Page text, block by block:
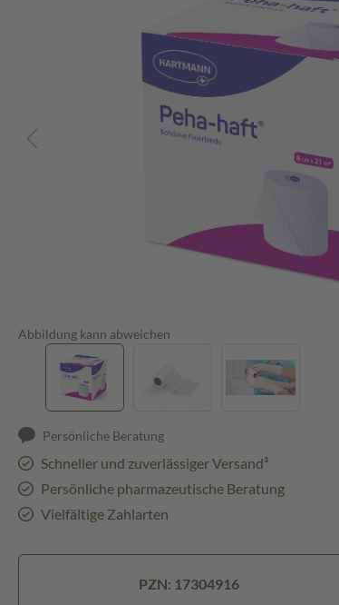
Abbildung kann abweichen
Persönliche Beratung
Schneller und zuverlässiger Versand³
Persönliche pharmazeutische Beratung
Vielfältige Zahlarten
PZN: 17304916